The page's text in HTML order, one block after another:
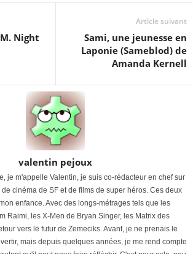
Night
Article suivant
Sami, une jeunesse en
Laponie (Sameblod) de
Amanda Kernell
valentin pejoux
je m'appelle Valentin, je suis co-rédacteur en chef sur
cinéma de SF et de films de super héros. Ces deux
enfance. Avec des longs-métrages tels que les
Raimi, les X-Men de Bryan Singer, les Matrix des
vers le futur de Zemeciks. Avant, je ne prenais le
mais depuis quelques années, je me rend compte